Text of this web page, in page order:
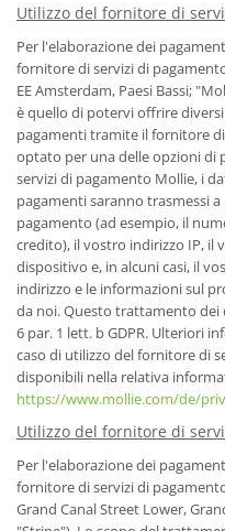
Utilizzo del fornitore di
Per l'elaborazione dei
fornitore di servizi di
EE Amsterdam, Paesi Bassi;
è quello di potervi offrire
pagamenti tramite il fornitore
optato per una delle opzioni
servizi di pagamento Mollie, i
pagamenti saranno trasmessi
pagamento (ad esempio, il
credito), il vostro indirizzo IP, il
dispositivo e, in alcuni casi, il
indirizzo e le informazioni sul
da noi. Questo trattamento
6 par. 1 lett. b GDPR. Ulteriori
caso di utilizzo del fornitore di
disponibili nella relativa
https://www.mollie.com/de/
Utilizzo del fornitore di
Per l'elaborazione dei
fornitore di servizi di
Grand Canal Street Lower,